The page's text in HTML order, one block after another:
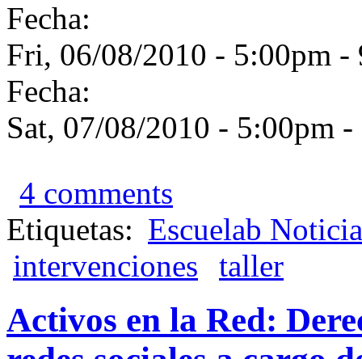
Fecha:
Fri, 06/08/2010 - 5:00pm -
Fecha:
Sat, 07/08/2010 - 5:00pm -
4 comments
Etiquetas: Escuelab
intervenciones
taller
Activos en la Red: